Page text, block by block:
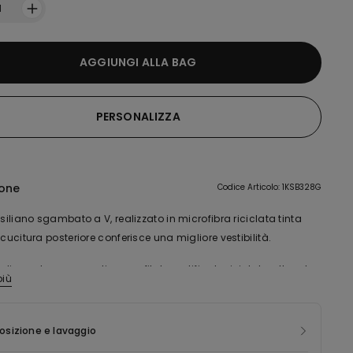
AGGIUNGI ALLA BAG
PERSONALIZZA
Codice Articolo: 1KSB328G
sgambato a V, realizzato in microfibra riciclata tinta
posteriore conferisce una migliore vestibilità.
di questo capo contiene un filato certificato riciclato, ottenuto
di bottigliette in plastica correttamente smaltite. Per
dando nuova vita al materiale e minimizzando l'impatto
e lavaggio